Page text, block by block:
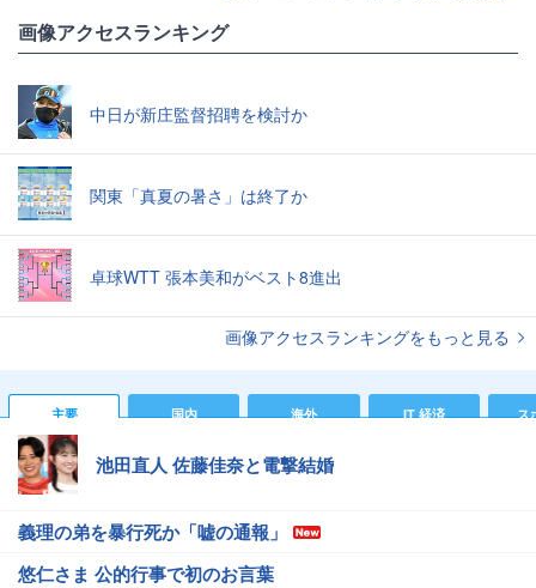
画像アクセスランキング
中日が新庄監督招聘を検討か
関東「真夏の暑さ」は終了か
卓球WTT 張本美和がベスト8進出
画像アクセスランキングをもっと見る
主要 国内 海外 IT 経済 ス
池田直人 佐藤佳奈と電撃結婚
義理の弟を暴行死か「嘘の通報」
悠仁さま 公的行事で初のお言葉